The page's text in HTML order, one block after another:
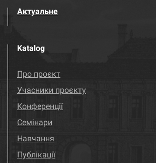
Актуальне
Katalog
Про проєкт
Учасники проєкту
Конференції
Семінари
Навчання
Публікації